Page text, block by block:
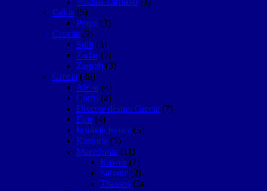
Cehia (5)
Praga (3)
Croatia (9)
Split (3)
Zadar (2)
Zagreb (3)
Grecia (38)
Atena (4)
Corfu (4)
Diverse despre Grecia (7)
Epir (4)
Insulele Ionice (5)
Kastoria (1)
Macedonia (11)
Kavala (1)
Salonic (2)
Thassos (3)